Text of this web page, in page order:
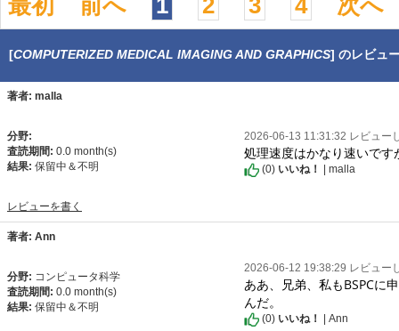
最初 前へ 1 2 3 4 次へ
[COMPUTERIZED MEDICAL IMAGING AND GRAPHICS] のレビュ
著者: malla
分野:
査読期間: 0.0 month(s)
結果: 保留中＆不明
レビューを書く
2026-06-13 11:31:32 レビュー
処理速度はかなり速いで
(0) いいね！ | malla
著者: Ann
分野: コンピュータ科学
査読期間: 0.0 month(s)
結果: 保留中＆不明
2026-06-12 19:38:29 レビュー
ああ、兄弟、私もBSPCに
んだ。
(0) いいね！ | Ann